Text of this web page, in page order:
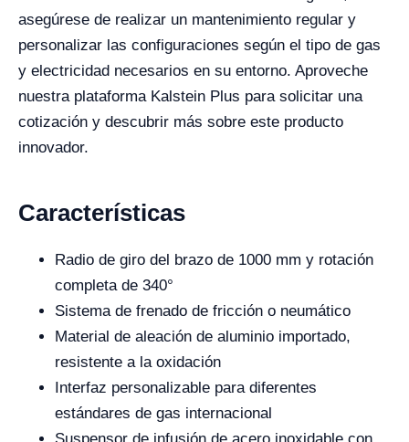
asegúrese de realizar un mantenimiento regular y
personalizar las configuraciones según el tipo de gas
y electricidad necesarios en su entorno. Aproveche
nuestra plataforma Kalstein Plus para solicitar una
cotización y descubrir más sobre este producto
innovador.
Características
Radio de giro del brazo de 1000 mm y rotación
completa de 340°
Sistema de frenado de fricción o neumático
Material de aleación de aluminio importado,
resistente a la oxidación
Interfaz personalizable para diferentes
estándares de gas internacional